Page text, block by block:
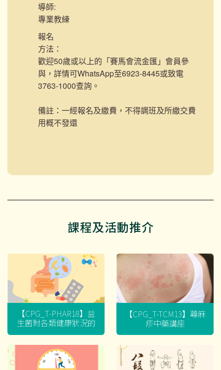
導師:
專業教練
報名
方法：
歡迎50歲或以上的「賽馬會流金匯」會員參
與，詳情可WhatsApp至6923-8445或致電
3763-1000查詢。
備註：一經報名及繳費，不得調班及所繳交費
用概不發還
課程及活動推介
【CPG_T-PHAR18】益
生菌對各類健康狀況的
迷思
【CPG_T-TCM13】蕁麻
疹中藥講座